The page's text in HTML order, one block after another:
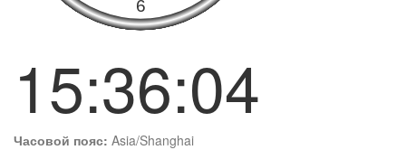
15:36:05
Часовой пояс: Asia/Shanghai